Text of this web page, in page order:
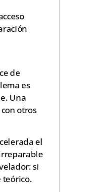
de
es
Una
otros
el
si
teórico.